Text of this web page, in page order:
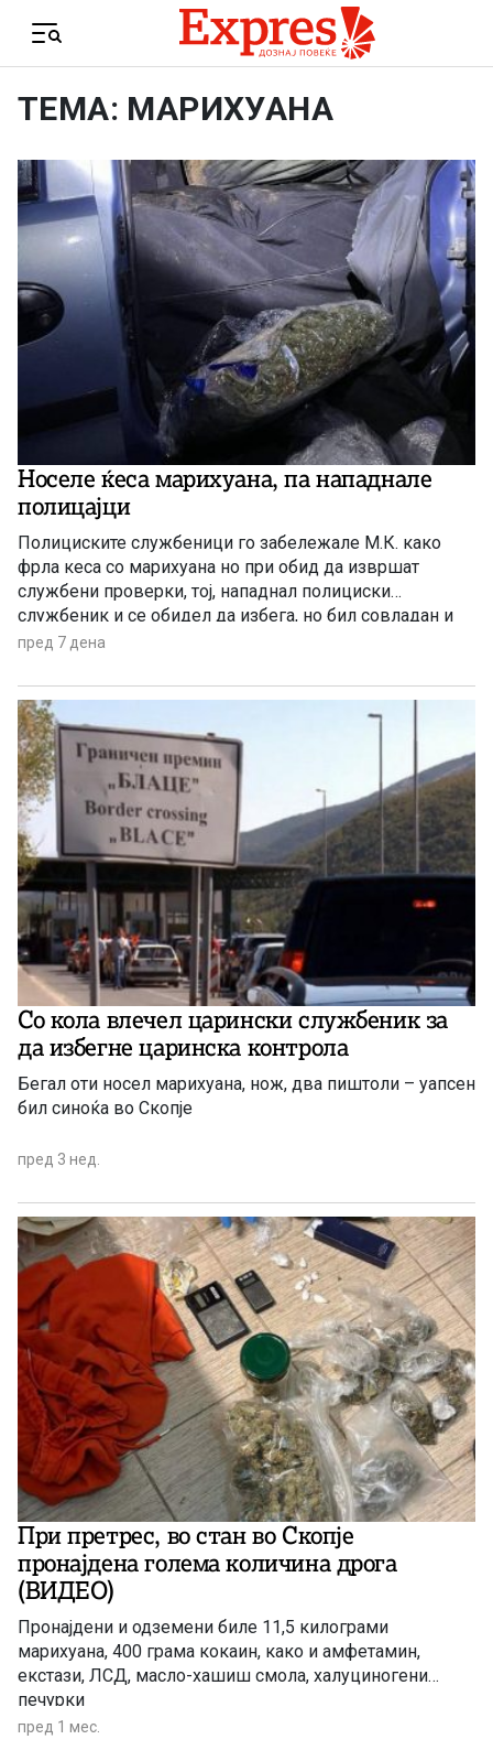
Menu
ТЕМА: МАРИХУАНА
Носеле ќеса марихуана, па нападнале
полицајци
Полициските службеници го забележале М.К. како
фрла кеса со марихуана но при обид да извршат
службени проверки, тој, нападнал полициски
службеник и се обидел да избега, но бил совладан и
приведен
пред 7 дена
Со кола влечел царински службеник за
да избегне царинска контрола
Бегал оти носел марихуана, нож, два пиштоли – уапсен
бил синоќа во Скопје
пред 3 нед.
При претрес, во стан во Скопје
пронајдена голема количина дрога
(ВИДЕО)
Пронајдени и одземени биле 11,5 килограми
марихуана, 400 грама кокаин, како и амфетамин,
екстази, ЛСД, масло-хашиш смола, халуциногени
печурки
пред 1 мес.